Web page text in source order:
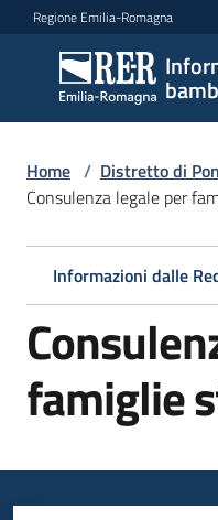
Vai al contenuto
Vai alla navigazione
Vai al footer
Regione Emilia-Romagna
Informa
famiglie
e
bambini
Argomenti
Servizi
Menu selezionato
Centri
Home / Distretto di
Consulenza legale per
Informazioni dalle
famiglie